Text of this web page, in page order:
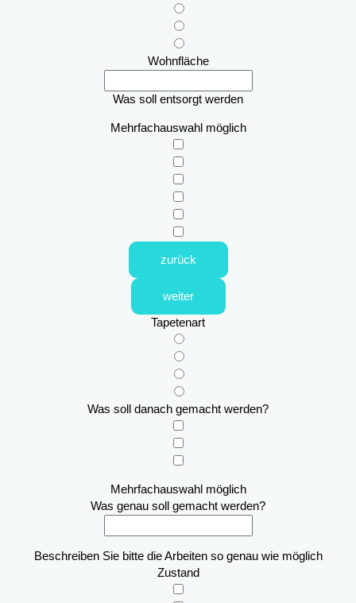
Wohnfläche
Was soll entsorgt werden
Mehrfachauswahl möglich
zurück
weiter
Tapetenart
Was soll danach gemacht werden?
Mehrfachauswahl möglich
Was genau soll gemacht werden?
Beschreiben Sie bitte die Arbeiten so genau wie möglich
Zustand